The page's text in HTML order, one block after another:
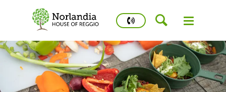
phone
502
458
426
Kidstime